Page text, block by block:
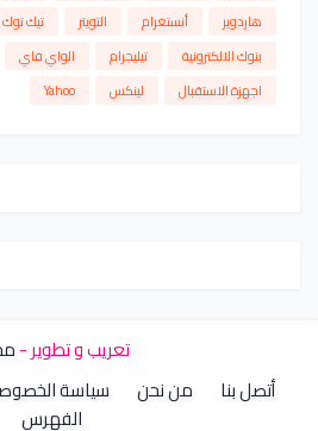
هاردوير
أنستغرام التويتر تيك توك
بنوك الالكترونية
تيليجرام الواي فاي
اجهزة الاستقبال
لينكس Yahoo
تعريب و تطوير -
أتصل بنا
من نحن سياسة
الفهرس